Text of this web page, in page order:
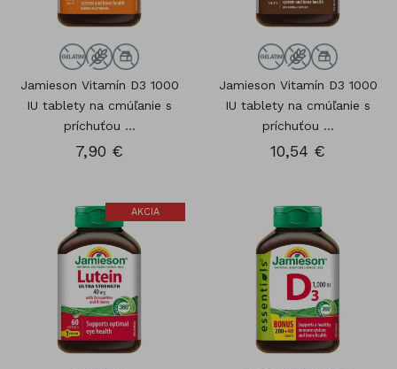
Jamieson Vitamín D3 1000
IU tablety na cmúľanie s
príchuťou ...
7,90 €
Jamieson Vitamín D3 1000
IU tablety na cmúľanie s
príchuťou ...
10,54 €
AKCIA